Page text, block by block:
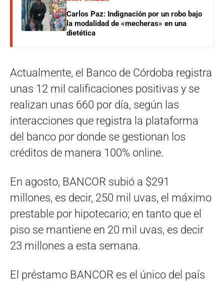
Carlos Paz: Indignación por un robo bajo
la modalidad de «mecheras» en una
dietética
Actualmente, el Banco de Córdoba registra
unas 12 mil calificaciones positivas y se
realizan unas 660 por día, según las
interacciones que registra la plataforma
del banco por donde se gestionan los
créditos de manera 100% online.
En agosto, BANCOR subió a $291
millones, es decir, 250 mil uvas, el máximo
prestable por hipotecario; en tanto que el
piso se mantiene en 20 mil uvas, es decir
23 millones a esta semana.
El préstamo BANCOR es el único del país